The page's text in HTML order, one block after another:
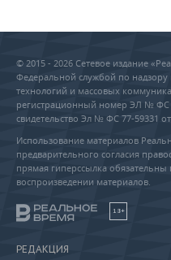
© 2015 - 2026 Сетевое издание
Федеральной службой по
технологий и массовых
регистрационный номер ЭЛ № ФС
свидетельство Эл № ФС 77-59331
Использование материалов
предварительного согласия
прямая гиперссылка
воспроизведении материалов.
18+
РЕДАКЦИЯ